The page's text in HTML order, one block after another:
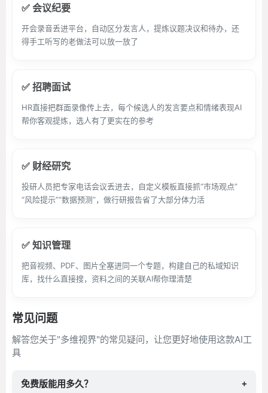
✅ 会议纪要
开会录音丢进平台，自动区分发言人，提炼议题决议和待办，还
得手工听写的老做法可以放一放了
✅ 招聘面试
HR直接把群面录像传上去，每个候选人的发言要点和情绪表现AI
帮你客观提炼，选人有了更实在的参考
✅ 财经研究
投研人员把专家电话会议丢进去，自定义模板直接抓“市场观点”
“风险提示”“数据预测”，做行研报告省了大部分体力活
✅ 知识管理
把音视频、PDF、图片全塞进同一个专题，构建自己的私域知识
库，找什么直接搜，资料之间的关联AI帮你理清楚
常见问题
解答您关于"多维视界"的常见疑问，让您更好地使用这款AI工
具
免费版能用多久？ +